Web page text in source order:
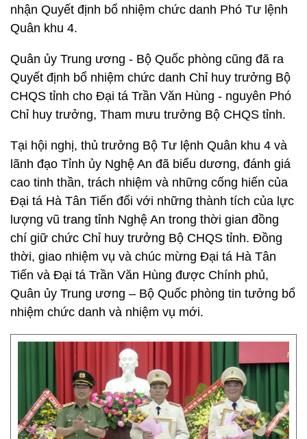
nhận Quyết định bổ nhiệm chức danh Phó Tư lệnh
Quân khu 4.
Quân ủy Trung ương - Bộ Quốc phòng cũng đã ra
Quyết định bổ nhiệm chức danh Chỉ huy trưởng Bộ
CHQS tỉnh cho Đại tá Trần Văn Hùng - nguyên Phó
Chỉ huy trưởng, Tham mưu trưởng Bộ CHQS tỉnh.
Tại hội nghị, thủ trưởng Bộ Tư lệnh Quân khu 4 và
lãnh đạo Tỉnh ủy Nghệ An đã biểu dương, đánh giá
cao tinh thần, trách nhiệm và những cống hiến của
Đại tá Hà Tân Tiến đối với những thành tích của lực
lượng vũ trang tỉnh Nghệ An trong thời gian đồng
chí giữ chức Chỉ huy trưởng Bộ CHQS tỉnh. Đồng
thời, giao nhiệm vụ và chúc mừng Đại tá Hà Tân
Tiến và Đại tá Trần Văn Hùng được Chính phủ,
Quân ủy Trung ương – Bộ Quốc phòng tin tưởng bổ
nhiệm chức danh và nhiệm vụ mới.